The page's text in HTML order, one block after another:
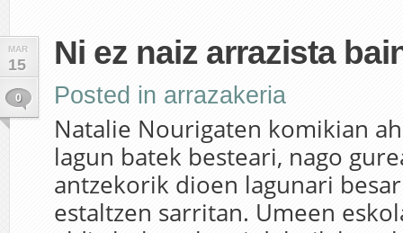
MAR
15
0
Ni ez naiz arrazista
Posted in arrazakeria
Natalie Nourigaten komikian
lagun batek besteari, nago
antzekorik dioen lagunari
estaltzen sarritan. Umeen